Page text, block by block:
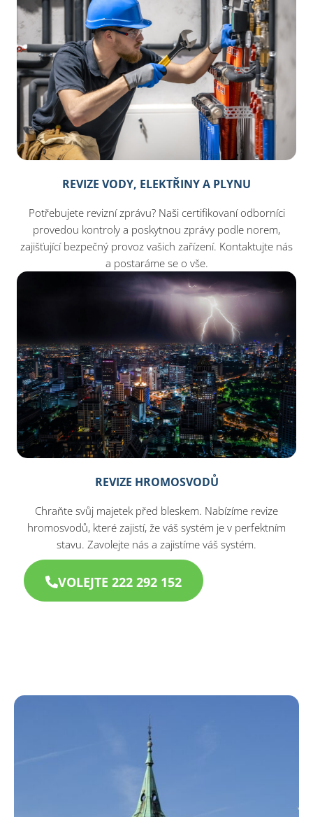
REVIZE VODY, ELEKTŘINY A PLYNU
Potřebujete revizní zprávu? Naši certifikovaní odborníci
provedou kontroly a poskytnou zprávy podle norem,
zajišťující bezpečný provoz vašich zařízení. Kontaktujte nás
a postaráme se o vše.
REVIZE HROMOSVODŮ
Chraňte svůj majetek před bleskem. Nabízíme revize
hromosvodů, které zajistí, že váš systém je v perfektním
stavu. Zavolejte nás a zajistíme váš systém.
VOLEJTE 222 292 152